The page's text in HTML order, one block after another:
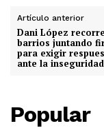
Artículo anterior
Dani López
barrios juntando
para exigir
ante la inseguridad
Popular